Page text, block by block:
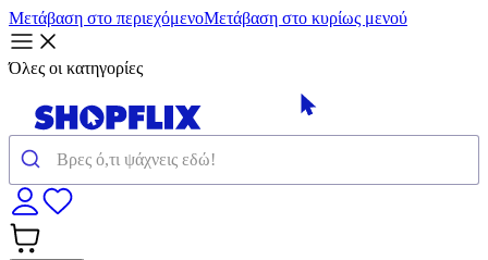
Μετάβαση στο περιεχόμενοΜετάβαση στο κυρίως μενού
Όλες οι κατηγορίες